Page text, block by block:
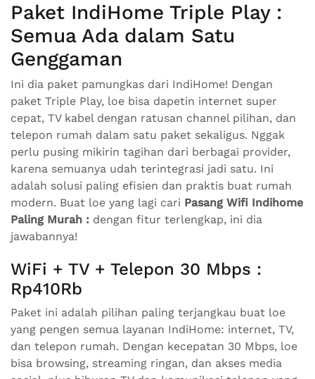
Paket IndiHome Triple Play :
Semua Ada dalam Satu
Genggaman
Ini dia paket pamungkas dari IndiHome! Dengan
paket Triple Play, loe bisa dapetin internet super
cepat, TV kabel dengan ratusan channel pilihan, dan
telepon rumah dalam satu paket sekaligus. Nggak
perlu pusing mikirin tagihan dari berbagai provider,
karena semuanya udah terintegrasi jadi satu. Ini
adalah solusi paling efisien dan praktis buat rumah
modern. Buat loe yang lagi cari Pasang Wifi Indihome
Paling Murah : dengan fitur terlengkap, ini dia
jawabannya!
WiFi + TV + Telepon 30 Mbps :
Rp410Rb
Paket ini adalah pilihan paling terjangkau buat loe
yang pengen semua layanan IndiHome: internet, TV,
dan telepon rumah. Dengan kecepatan 30 Mbps, loe
bisa browsing, streaming ringan, dan akses media